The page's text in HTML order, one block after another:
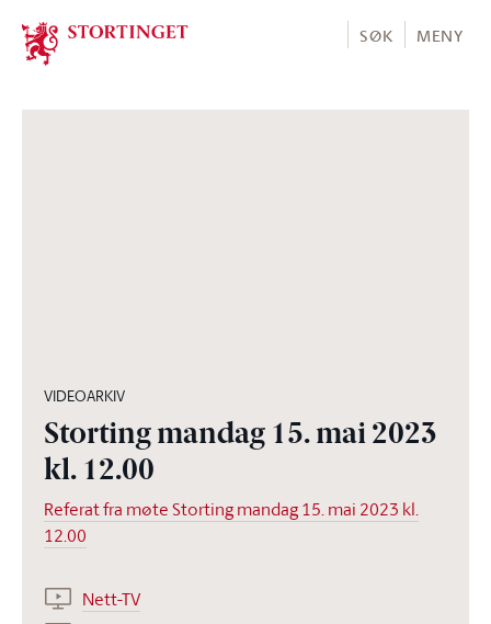
Stortinget.no
SØK MENY
VIDEOARKIV
Storting mandag 15. mai 2023
kl. 12.00
Referat fra møte Storting mandag 15. mai 2023 kl.
12.00
Nett-TV